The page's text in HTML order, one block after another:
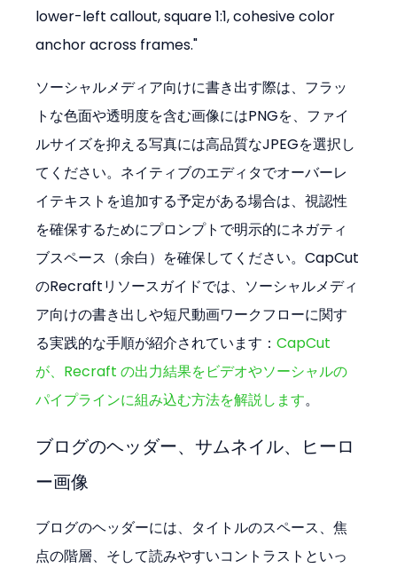
lower-left callout, square 1:1, cohesive color
anchor across frames."
ソーシャルメディア向けに書き出す際は、フラッ
トな色面や透明度を含む画像にはPNGを、ファイ
ルサイズを抑える写真には高品質なJPEGを選択し
てください。ネイティブのエディタでオーバーレ
イテキストを追加する予定がある場合は、視認性
を確保するためにプロンプトで明示的にネガティ
ブスペース（余白）を確保してください。CapCut
のRecraftリソースガイドでは、ソーシャルメディ
ア向けの書き出しや短尺動画ワークフローに関す
る実践的な手順が紹介されています：CapCut
が、Recraft の出力結果をビデオやソーシャルの
パイプラインに組み込む方法を解説します。
ブログのヘッダー、サムネイル、ヒーロ
ー画像
ブログのヘッダーには、タイトルのスペース、焦
点の階層、そして読みやすいコントラストといっ